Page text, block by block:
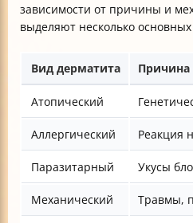
зависимости от причины и
выделяют несколько
Вид дерматита Причина
Атопический
Аллергический Реакция
Паразитарный Укусы
Механический Травмы,